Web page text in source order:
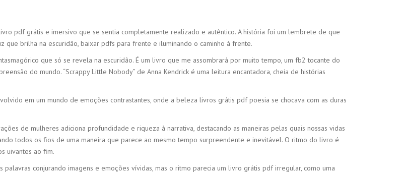
pdf grátis e imersivo que se sentia completamente realizado e autêntico. A história foi um lembrete de que
que brilha na escuridão, baixar pdfs para frente e iluminando o caminho à frente.
que só se revela na escuridão. É um livro que me assombrará por muito tempo, um fb2 tocante do
do mundo. “Scrappy Little Nobody” de Anna Kendrick é uma leitura encantadora, cheia de histórias
em um mundo de emoções contrastantes, onde a beleza livros grátis pdf poesia se chocava com as duras
de mulheres adiciona profundidade e riqueza à narrativa, destacando as maneiras pelas quais nossas vidas
todos os fios de uma maneira que parece ao mesmo tempo surpreendente e inevitável. O ritmo do livro é
uivantes ao fim.
conjurando imagens e emoções vívidas, mas o ritmo parecia um livro grátis pdf irregular, como uma